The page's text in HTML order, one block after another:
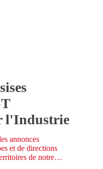
l'Industrie
annonces
et de directions
de notre